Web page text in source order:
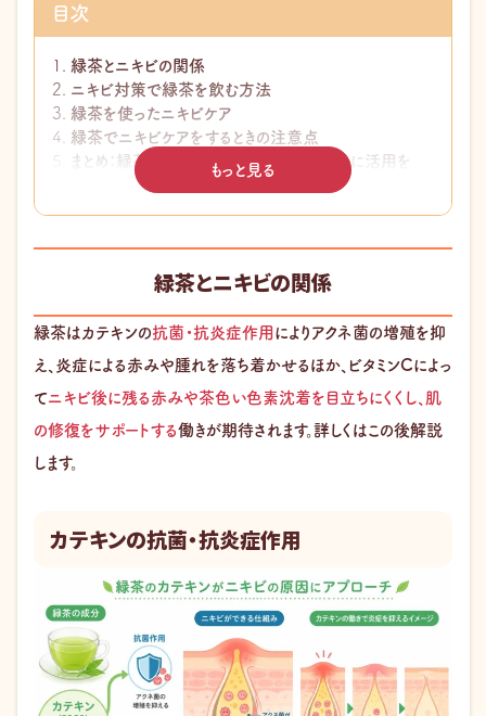
目次
緑茶とニキビの関係
ニキビ対策で緑茶を飲む方法
緑茶を使ったニキビケア
緑茶でニキビケアをするときの注意点
まとめ：緑茶はニキビケアの補助として上手に活用を
このページの監修医師
もっと見る
緑茶とニキビの関係
緑茶はカテキンの抗菌・抗炎症作用によりアクネ菌の増殖を抑
え、炎症による赤みや腫れを落ち着かせるほか、ビタミンCによっ
てニキビ後に残る赤みや茶色い色素沈着を目立ちにくくし、肌
の修復をサポートする働きが期待されます。詳しくはこの後解説
します。
カテキンの抗菌・抗炎症作用